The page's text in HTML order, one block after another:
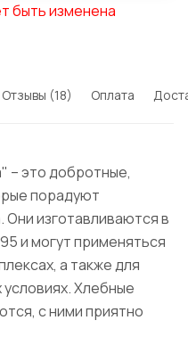
быть изменена
Отзывы (18) Оплата
– это добротные,
порадуют
изготавливаются в
и могут применяться
а также для
Хлебные
с ними приятно